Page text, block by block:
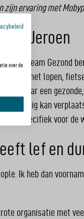
zijn ervaring met
met Jeroen
voor Team Gezond
heeft met lopen,
naar een
je je veilig kan
en specifiek voor
lef en
Ik heb dan
organisatie met
over de